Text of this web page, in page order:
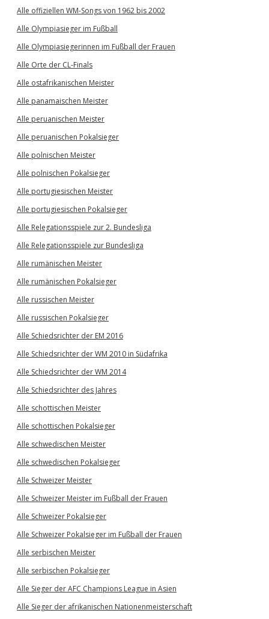
Alle offiziellen WM-Songs von 1962 bis 2002
Alle Olympiasieger im Fußball
Alle Olympiasiegerinnen im Fußball der Frauen
Alle Orte der CL-Finals
Alle ostafrikanischen Meister
Alle panamaischen Meister
Alle peruanischen Meister
Alle peruanischen Pokalsieger
Alle polnischen Meister
Alle polnischen Pokalsieger
Alle portugiesischen Meister
Alle portugiesischen Pokalsieger
Alle Relegationsspiele zur 2. Bundesliga
Alle Relegationsspiele zur Bundesliga
Alle rumänischen Meister
Alle rumänischen Pokalsieger
Alle russischen Meister
Alle russischen Pokalsieger
Alle Schiedsrichter der EM 2016
Alle Schiedsrichter der WM 2010 in Südafrika
Alle Schiedsrichter der WM 2014
Alle Schiedsrichter des Jahres
Alle schottischen Meister
Alle schottischen Pokalsieger
Alle schwedischen Meister
Alle schwedischen Pokalsieger
Alle Schweizer Meister
Alle Schweizer Meister im Fußball der Frauen
Alle Schweizer Pokalsieger
Alle Schweizer Pokalsieger im Fußball der Frauen
Alle serbischen Meister
Alle serbischen Pokalsieger
Alle Sieger der AFC Champions League in Asien
Alle Sieger der afrikanischen Nationenmeisterschaft